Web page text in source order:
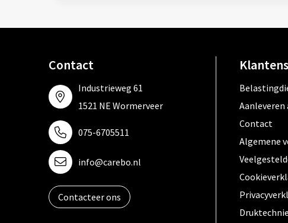
Contact
Industrieweg 61
1521 NE Wormerveer
075-6705511
info@carebo.nl
Contacteer ons
Contact
Algemene